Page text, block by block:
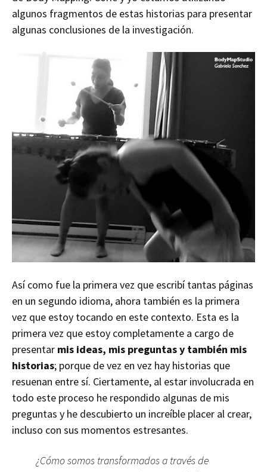
algunos fragmentos de estas historias para presentar
algunas conclusiones de la investigación.
Así como fue la primera vez que escribí tantas páginas
en un segundo idioma, ahora también es la primera
vez que estoy tocando en este contexto. Esta es la
primera vez que estoy completamente a cargo de
presentar mis ideas, mis preguntas y también mis
historias; porque de vez en vez hay historias que
resuenan entre sí. Ciertamente, al estar involucrada en
todo este proceso he respondido algunas de mis
preguntas y he descubierto un increíble placer al crear,
incluso con sus momentos estresantes.
¿Cómo somos transformados a través de